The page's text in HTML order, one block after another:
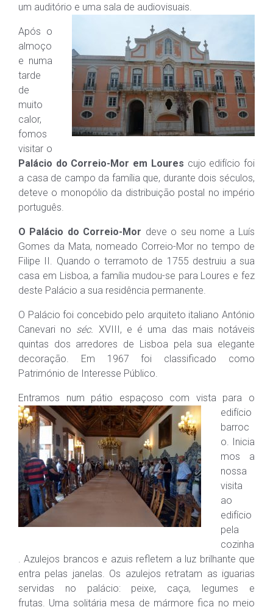
um auditório e uma sala de audiovisuais.
Após o
almoço
e numa
tarde
de
muito
calor,
fomos
visitar o
Palácio do Correio-Mor em Loures cujo edifício foi
a casa de campo da família que, durante dois séculos,
deteve o monopólio da distribuição postal no império
português.
O Palácio do Correio-Mor deve o seu nome a Luís
Gomes da Mata, nomeado Correio-Mor no tempo de
Filipe II. Quando o terramoto de 1755 destruiu a sua
casa em Lisboa, a família mudou-se para Loures e fez
deste Palácio a sua residência permanente.
O Palácio foi concebido pelo arquiteto italiano António
Canevari no séc. XVIII, e é uma das mais notáveis
quintas dos arredores de Lisboa pela sua elegante
decoração. Em 1967 foi classificado como
Património de Interesse Público.
Entramos num pátio espaçoso com vista para o
edifício
barroc
o. Inicia
mos a
nossa
visita
ao
edifício
pela
cozinha
. Azulejos brancos e azuis refletem a luz brilhante que
entra pelas janelas. Os azulejos retratam as iguarias
servidas no palácio: peixe, caça, legumes e
frutas. Uma solitária mesa de mármore fica no meio